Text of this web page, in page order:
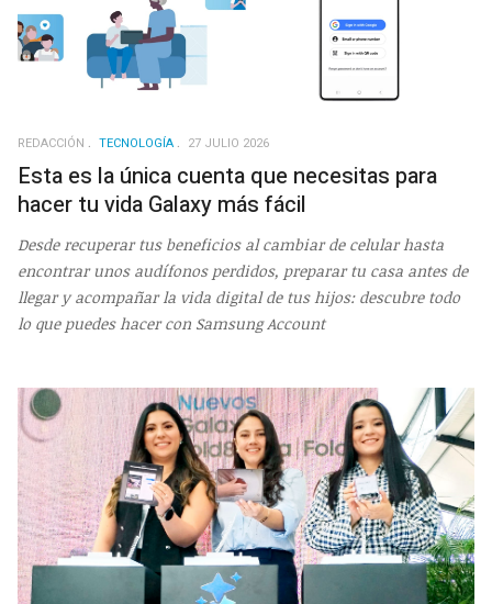
REDACCIÓN TECNOLOGÍA 27 JULIO 2026
Esta es la única cuenta que necesitas para
hacer tu vida Galaxy más fácil
Desde recuperar tus beneficios al cambiar de celular hasta
encontrar unos audífonos perdidos, preparar tu casa antes de
llegar y acompañar la vida digital de tus hijos: descubre todo
lo que puedes hacer con Samsung Account